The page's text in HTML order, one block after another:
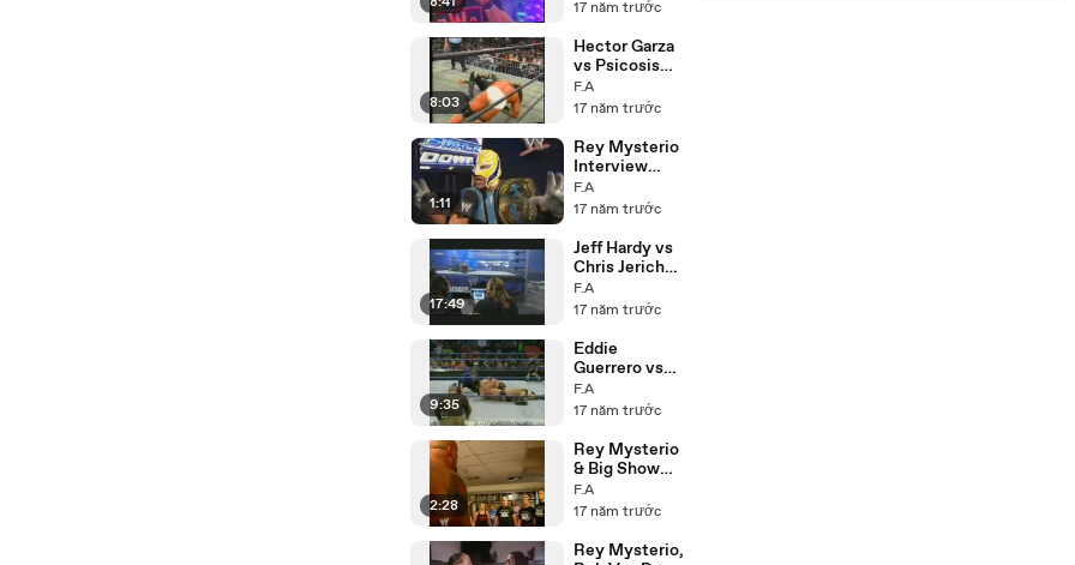
17 năm trước
8:03
Hector Garza
vs Psicosis
25.2.99
F.A
17 năm trước
1:11
Rey Mysterio
Interview
15.5.09
F.A
17 năm trước
17:49
Jeff Hardy vs
Chris Jericho
8.5.09
F.A
17 năm trước
9:35
Eddie
Guerrero vs
Mark Jindrak
21.10.04
F.A
17 năm trước
2:28
Rey Mysterio
& Big Show
Backstage
28.10.04
F.A
17 năm trước
Rey Mysterio,